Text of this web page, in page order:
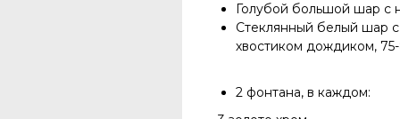
Голубой большой шар с
Стеклянный белый шар
хвостиком дождиком,
2 фонтана, в каждом: